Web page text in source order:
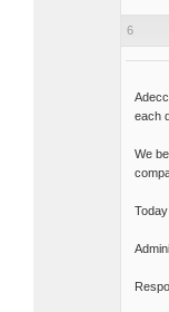
6
each
We